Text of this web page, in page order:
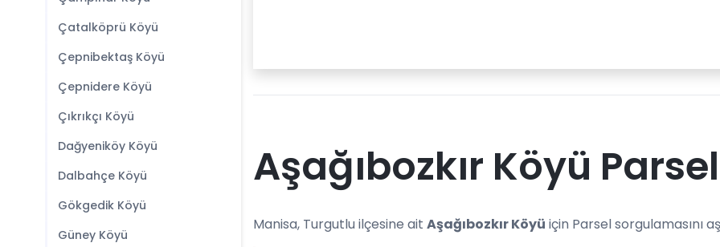
Çatalköprü Köyü
Çepnibektaş Köyü
Çepnidere Köyü
Çıkrıkçı Köyü
Dağyeniköy Köyü
Dalbahçe Köyü
Gökgedik Köyü
Güney Köyü
Aşağıbozkır Köyü
Manisa, Turgutlu ilçesine ait Aşağıbozkır Köyü için Parsel sorgulamasını